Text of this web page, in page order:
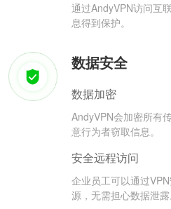
通过AndyVPN访问互
息得到保护。
数据安全
数据加密
AndyVPN会加密所有
意行为者窃取信息。
安全远程访问
企业员工可以通过
源，无需担心数据泄露